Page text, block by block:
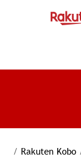
/ Rakuten Kobo